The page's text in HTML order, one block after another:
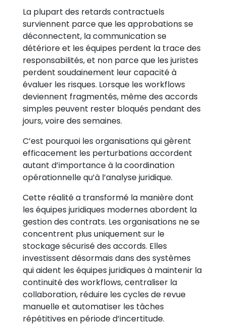
La plupart des retards contractuels
surviennent parce que les approbations se
déconnectent, la communication se
détériore et les équipes perdent la trace des
responsabilités, et non parce que les juristes
perdent soudainement leur capacité à
évaluer les risques. Lorsque les workflows
deviennent fragmentés, même des accords
simples peuvent rester bloqués pendant des
jours, voire des semaines.
C’est pourquoi les organisations qui gèrent
efficacement les perturbations accordent
autant d’importance à la coordination
opérationnelle qu’à l’analyse juridique.
Cette réalité a transformé la manière dont
les équipes juridiques modernes abordent la
gestion des contrats. Les organisations ne se
concentrent plus uniquement sur le
stockage sécurisé des accords. Elles
investissent désormais dans des systèmes
qui aident les équipes juridiques à maintenir la
continuité des workflows, centraliser la
collaboration, réduire les cycles de revue
manuelle et automatiser les tâches
répétitives en période d’incertitude.